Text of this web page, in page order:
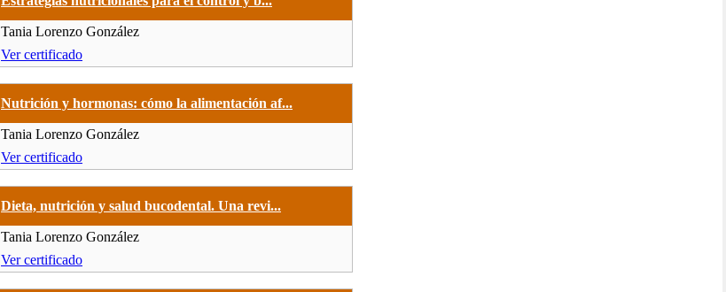
Tania Lorenzo González
Ver certificado
Nutrición y hormonas: cómo la alimentación af...
Tania Lorenzo González
Ver certificado
Dieta, nutrición y salud bucodental. Una revi...
Tania Lorenzo González
Ver certificado